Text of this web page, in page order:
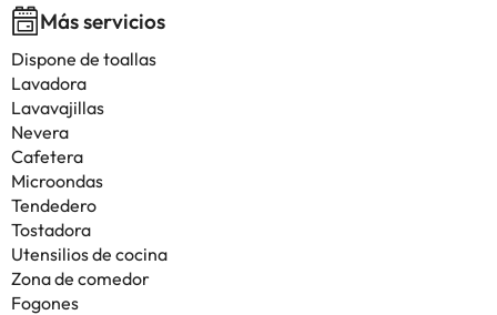
Más servicios
Dispone de toallas
Lavadora
Lavavajillas
Nevera
Cafetera
Microondas
Tendedero
Tostadora
Utensilios de cocina
Zona de comedor
Fogones